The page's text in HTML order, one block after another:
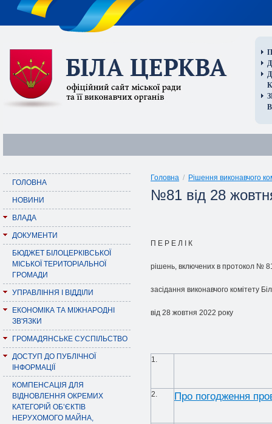
ГОЛОВНА
НОВИНИ
ВЛАДА
ДОКУМЕНТИ
БЮДЖЕТ БІЛОЦЕРКІВСЬКОЇ
МІСЬКОЇ ТЕРИТОРІАЛЬНОЇ
ГРОМАДИ
УПРАВЛІННЯ І ВІДДІЛИ
ЕКОНОМІКА ТА МІЖНАРОДНІ
ЗВ'ЯЗКИ
ГРОМАДЯНСЬКЕ СУСПІЛЬСТВО
ДОСТУП ДО ПУБЛІЧНОЇ
ІНФОРМАЦІЇ
КОМПЕНСАЦІЯ ДЛЯ
ВІДНОВЛЕННЯ ОКРЕМИХ
КАТЕГОРІЙ ОБ’ЄКТІВ
НЕРУХОМОГО МАЙНА,
Головна / Рішення виконавчого
№81 від 28
П Е Р Е Л I К
piшень, включених в протокол №
засідання виконавчого комітету
від 28 жовтня 2022 року
1.
2. Про погодження